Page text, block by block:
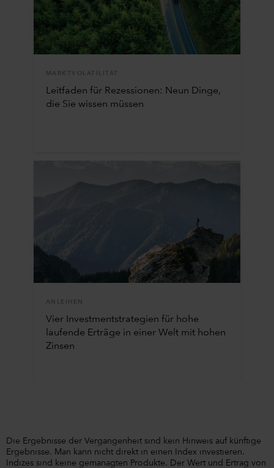
MARKTVOLATILITÄT
Leitfaden für Rezessionen: Neun Dinge,
die Sie wissen müssen
ANLEIHEN
Vier Investmentstrategien für hohe
laufende Erträge in einer Welt mit hohen
Zinsen
Die Ergebnisse der Vergangenheit sind kein Hinweis auf künftige
Ergebnisse. Man kann nicht direkt in einen Index investieren.
Indizes sind keine gemanagten Produkte. Der Wert und Ertrag von